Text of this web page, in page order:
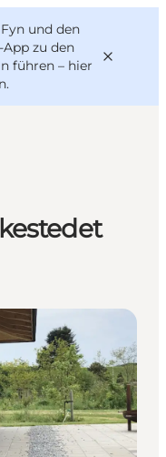
und den
zu den
führen – hier
.